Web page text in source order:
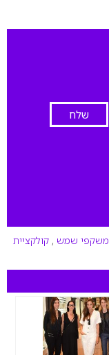
משקפי שמש , קולקציית